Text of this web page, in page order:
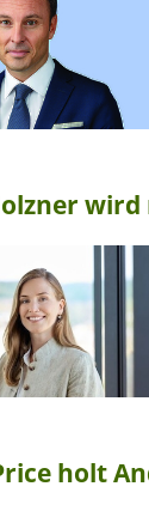
wird
holt